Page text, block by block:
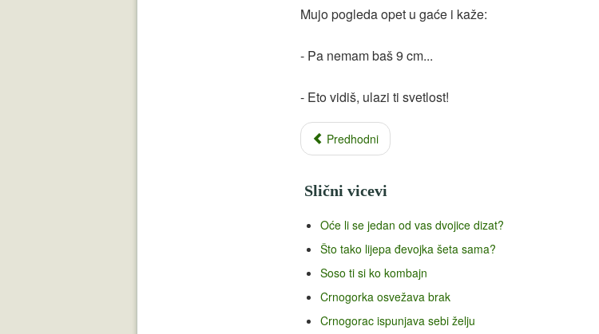
Mujo pogleda opet u gaće i kaže:
- Pa nemam baš 9 cm...
- Eto vidiš, ulazi ti svetlost!
Predhodni
Slični vicevi
Oće li se jedan od vas dvojice dizat?
Što tako lijepa đevojka šeta sama?
Soso ti si ko kombajn
Crnogorka osvežava brak
Crnogorac ispunjava sebi želju